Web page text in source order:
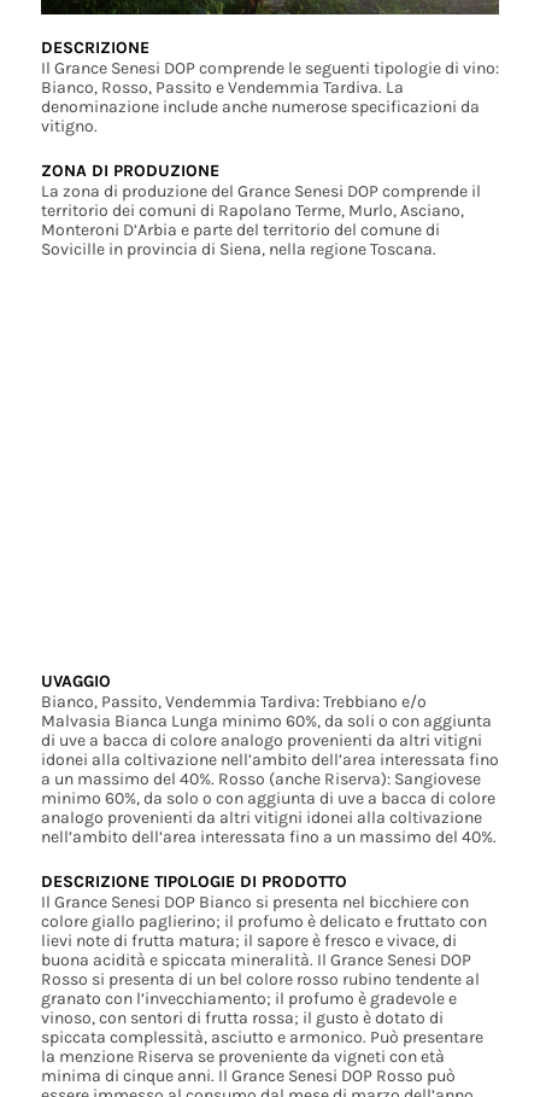
DESCRIZIONE
Il Grance Senesi DOP comprende le seguenti tipologie di vino:
Bianco, Rosso, Passito e Vendemmia Tardiva. La
denominazione include anche numerose specificazioni da
vitigno.
ZONA DI PRODUZIONE
La zona di produzione del Grance Senesi DOP comprende il
territorio dei comuni di Rapolano Terme, Murlo, Asciano,
Monteroni D’Arbia e parte del territorio del comune di
Sovicille in provincia di Siena, nella regione Toscana.
UVAGGIO
Bianco, Passito, Vendemmia Tardiva: Trebbiano e/o
Malvasia Bianca Lunga minimo 60%, da soli o con aggiunta
di uve a bacca di colore analogo provenienti da altri vitigni
idonei alla coltivazione nell’ambito dell’area interessata fino
a un massimo del 40%. Rosso (anche Riserva): Sangiovese
minimo 60%, da solo o con aggiunta di uve a bacca di colore
analogo provenienti da altri vitigni idonei alla coltivazione
nell’ambito dell’area interessata fino a un massimo del 40%.
DESCRIZIONE TIPOLOGIE DI PRODOTTO
Il Grance Senesi DOP Bianco si presenta nel bicchiere con
colore giallo paglierino; il profumo è delicato e fruttato con
lievi note di frutta matura; il sapore è fresco e vivace, di
buona acidità e spiccata mineralità. Il Grance Senesi DOP
Rosso si presenta di un bel colore rosso rubino tendente al
granato con l’invecchiamento; il profumo è gradevole e
vinoso, con sentori di frutta rossa; il gusto è dotato di
spiccata complessità, asciutto e armonico. Può presentare
la menzione Riserva se proveniente da vigneti con età
minima di cinque anni. Il Grance Senesi DOP Rosso può